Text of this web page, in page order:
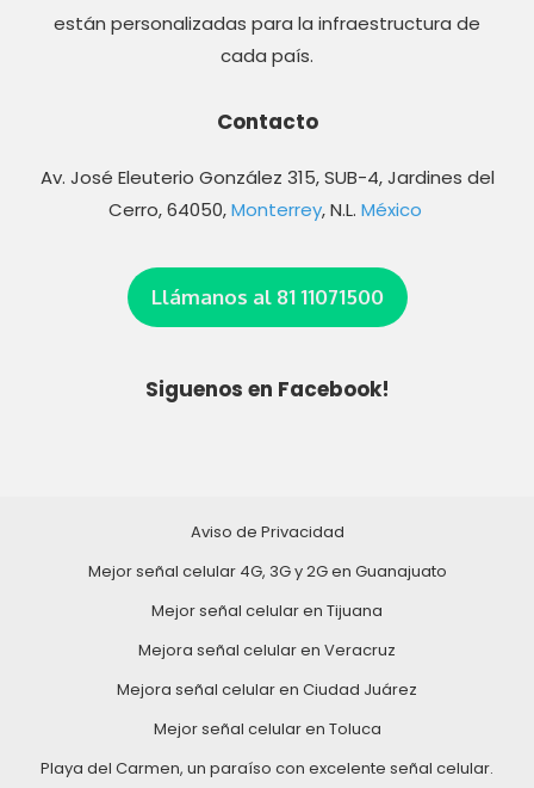
están personalizadas para la infraestructura de
cada país.
Contacto
Av. José Eleuterio González 315, SUB-4, Jardines del
Cerro, 64050,Monterrey, N.L. México
Llámanos al 81 11071500
Siguenos en Facebook!
Aviso de Privacidad
Mejor señal celular 4G, 3G y 2G en Guanajuato
Mejor señal celular en Tijuana
Mejora señal celular en Veracruz
Mejora señal celular en Ciudad Juárez
Mejor señal celular en Toluca
Playa del Carmen, un paraíso con excelente señal celular.